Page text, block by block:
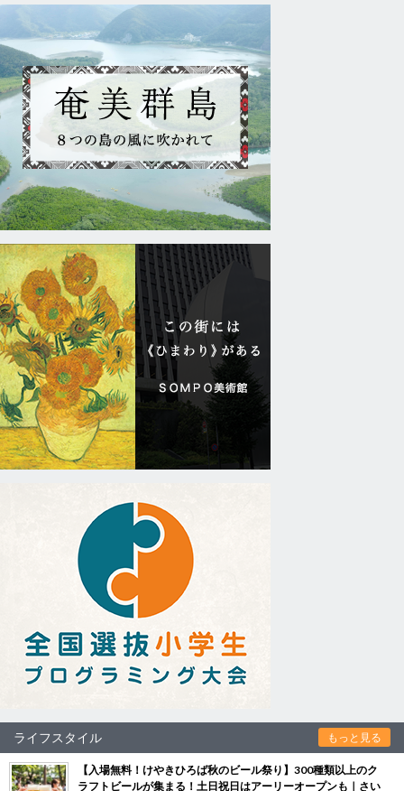
ライフスタイル もっと見る
【入場無料！けやきひろば秋のビール祭り】300種類以上のク
ラフトビールが集まる！土日祝日はアーリーオープンも｜さい